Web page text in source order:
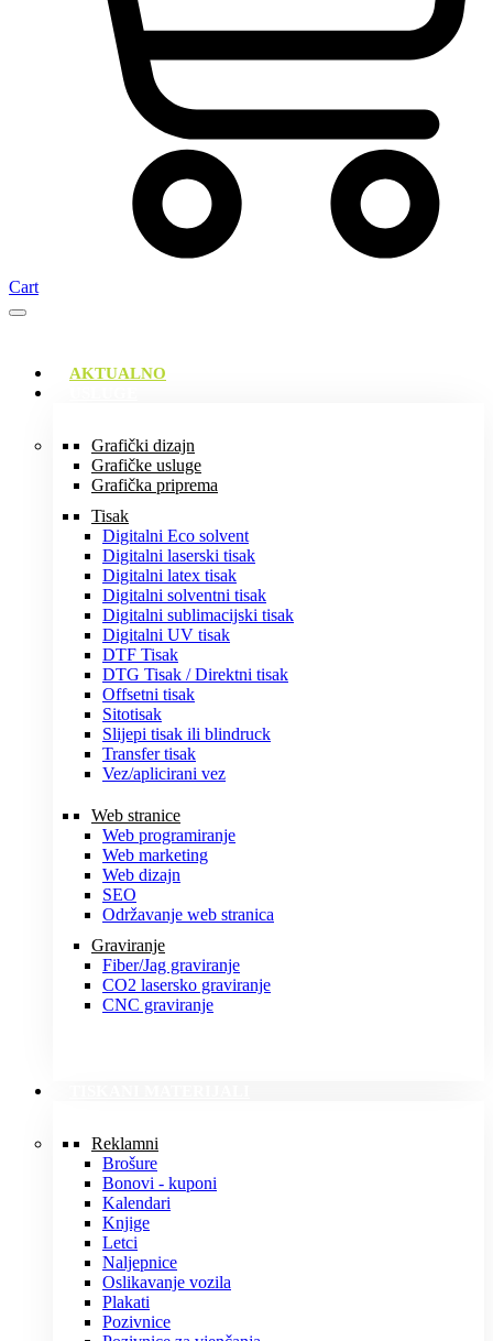
Cart
AKTUALNO
Grafički dizajn
Grafičke usluge
Grafička priprema
Tisak
Digitalni Eco solvent
Digitalni laserski tisak
Digitalni latex tisak
Digitalni solventni tisak
Digitalni sublimacijski tisak
Digitalni UV tisak
DTF Tisak
DTG Tisak / Direktni tisak
Offsetni tisak
Sitotisak
Slijepi tisak ili blindruck
Transfer tisak
Vez/aplicirani vez
Web stranice
Web programiranje
Web marketing
Web dizajn
SEO
Održavanje web stranica
Graviranje
Fiber/Jag graviranje
CO2 lasersko graviranje
CNC graviranje
Reklamni
Brošure
Bonovi - kuponi
Kalendari
Knjige
Letci
Naljepnice
Oslikavanje vozila
Plakati
Pozivnice